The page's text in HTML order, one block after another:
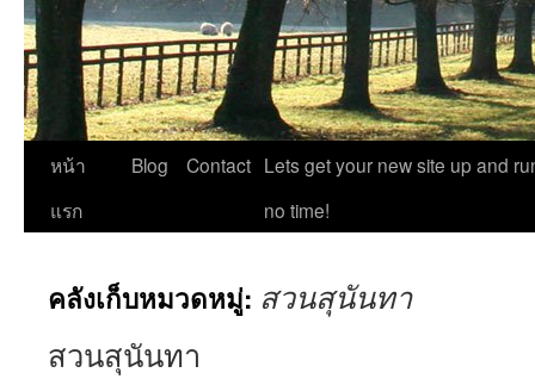
ข้าม
ไป
เนื้อหา
หน้า
แรก
Blog Contact Lets get your new site up and
no time!
คลังเก็บหมวดหมู่: สวนสุนันทา
สวนสุนันทา